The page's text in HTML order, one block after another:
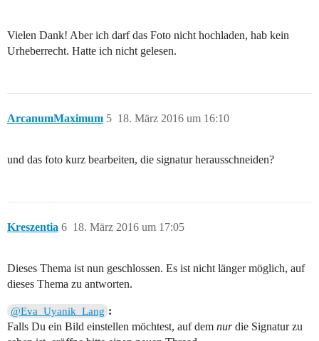
Vielen Dank! Aber ich darf das Foto nicht hochladen, hab kein
Urheberrecht. Hatte ich nicht gelesen.
ArcanumMaximum 18. März 2016 um 16:10
5
und das foto kurz bearbeiten, die signatur herausschneiden?
Kreszentia 18. März 2016 um 17:05
6
Dieses Thema ist nun geschlossen. Es ist nicht länger möglich, auf
dieses Thema zu antworten.
@Eva_Uyanik_Lang :
Falls Du ein Bild einstellen möchtest, auf dem nurdie Signatur zu